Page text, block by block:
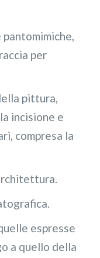
per
pittura,
incisione e
compresa la
espresse
a quello della